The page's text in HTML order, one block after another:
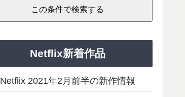
Netflix新着作品
Netflix 2021年2月前半の新作情報